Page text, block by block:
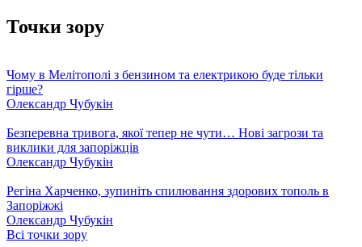
Точки зору
Чому в Мелітополі з бензином та електрикою буде тільки
гірше?
Олександр Чубукін
Безперевна тривога, якої тепер не чути… Нові загрози та
виклики для запоріжців
Олександр Чубукін
Регіна Харченко, зупиніть спилювання здорових тополь в
Запоріжжі
Олександр Чубукін
Всі точки зору